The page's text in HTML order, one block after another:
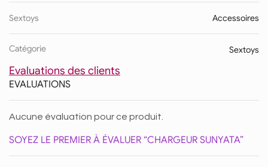
Sextoys Accessoires
Catégorie Sextoys
Evaluations des clients
EVALUATIONS
Aucune évaluation pour ce produit.
SOYEZ LE PREMIER À ÉVALUER “CHARGEUR SUNYATA”